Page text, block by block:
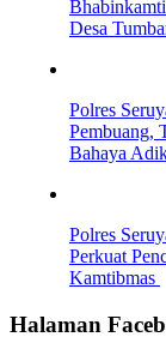
Desa
Polres
Pembuang,
Bahaya
Polres
Perkuat
Kamtibmas
Halaman